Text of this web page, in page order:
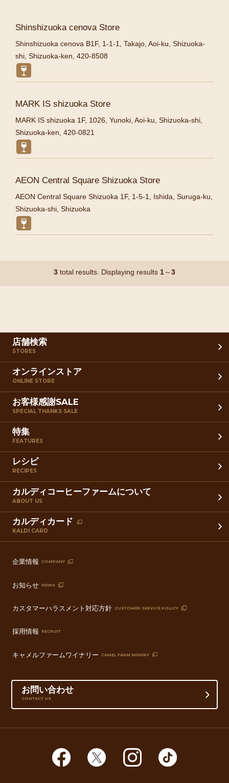
Shinshizuoka cenova Store
Shinshizuoka cenova B1F, 1-1-1, Takajo, Aoi-ku, Shizuoka-
shi, Shizuoka-ken, 420-8508
MARK IS shizuoka Store
MARK IS shizuoka 1F, 1026, Yunoki, Aoi-ku, Shizuoka-shi,
Shizuoka-ken, 420-0821
AEON Central Square Shizuoka Store
AEON Central Square Shizuoka 1F, 1-5-1, Ishida, Suruga-ku,
Shizuoka-shi, Shizuoka
3 total results. Displaying results 1～3
店舗検索
STORES
オンラインストア
ONLINE STORE
お客様感謝SALE
SPECIAL THANKS SALE
特集
FEATURES
レシピ
RECIPES
カルディコーヒーファームについて
ABOUT US
カルディカード
KALDI CARD
企業情報 COMPANY
お知らせ NEWS
カスタマーハラスメント対応方針 CUSTOMER SERVICE POLICY
採用情報 RECRUIT
キャメルファームワイナリー CAMEL FARM WINERY
お問い合わせ
CONTACT US